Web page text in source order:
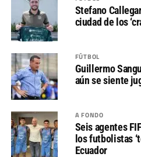
Stefano
ciudad de los
FÚTBOL
Guillermo
aún se siente
A FONDO
Seis agentes
los futbolistas
Ecuador